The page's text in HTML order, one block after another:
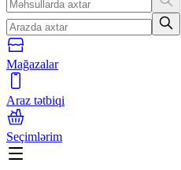
Mağazalar
Araz tətbiqi
Seçimlərim